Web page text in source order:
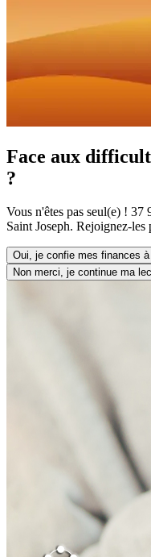
Face aux
?
Vous n'êtes pas seul(e) ! 37
Saint Joseph. Rejoignez-
Oui, je confie mes finances
Non merci, je continue ma